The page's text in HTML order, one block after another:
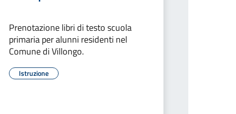
Prenotazione libri di testo scuola
primaria per alunni residenti nel
Comune di Villongo.
Istruzione